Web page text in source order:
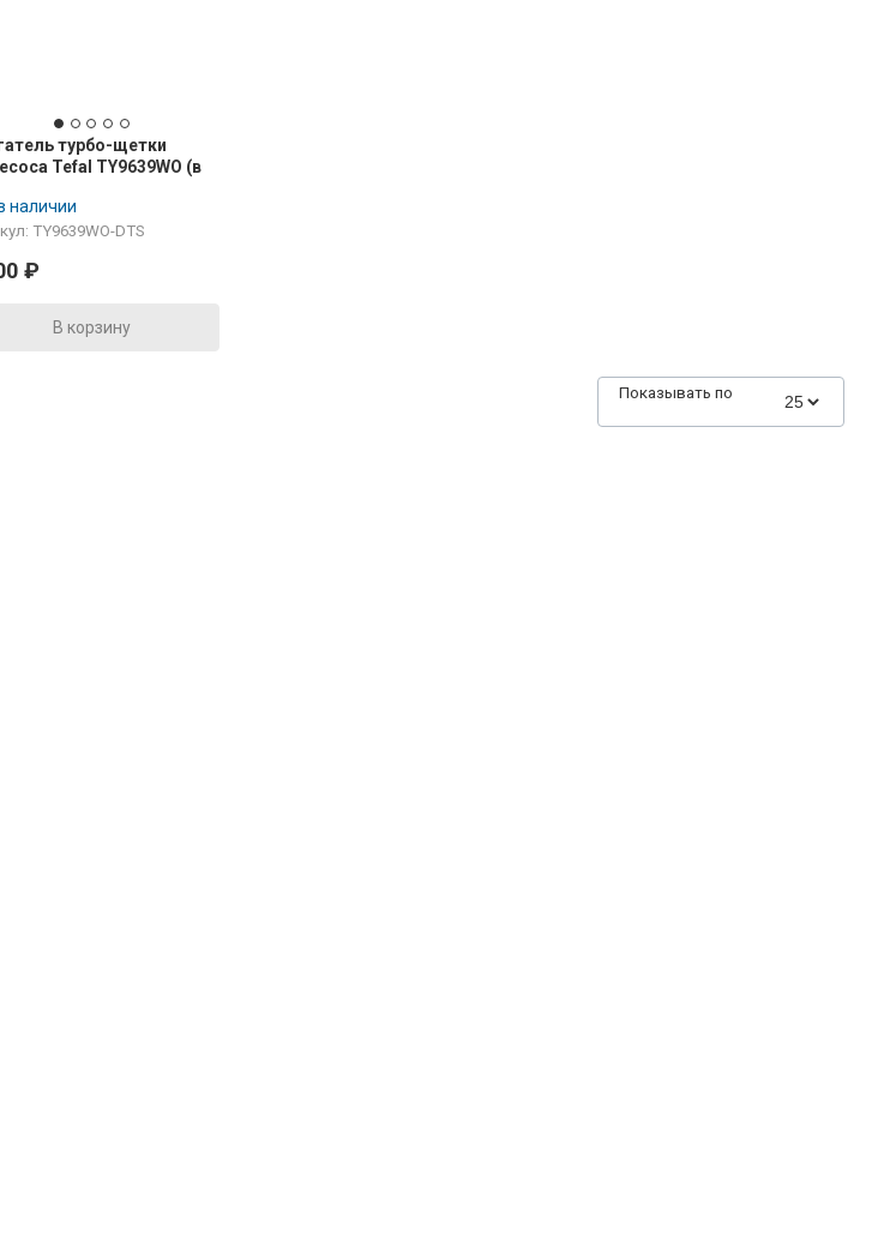
турбо-щетки
Tefal TY9639WO (в
наличии
TY9639WO-DTS
₽
В корзину
Показывать по